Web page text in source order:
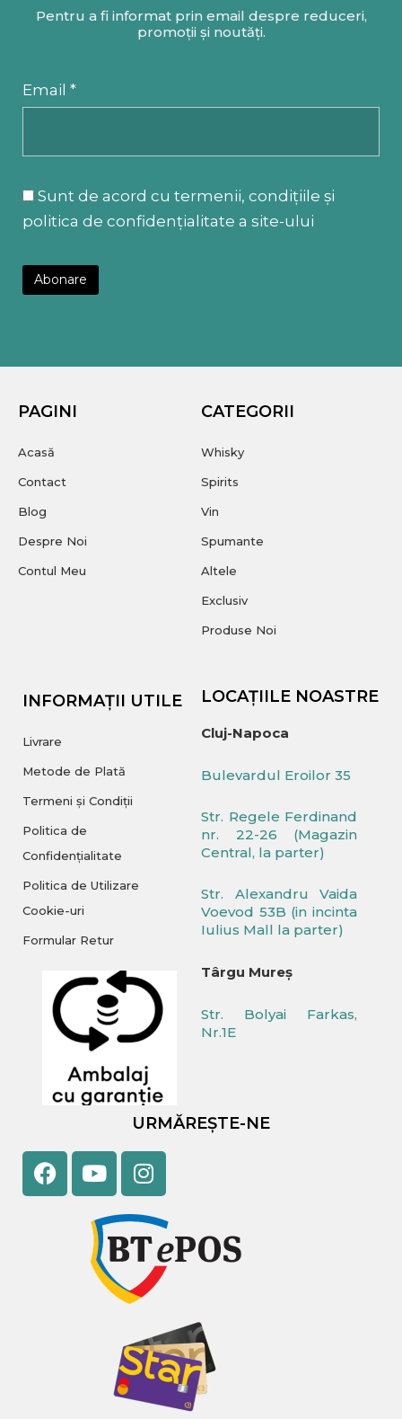
Pentru a fi informat prin email despre reduceri,
promoții și noutăți.
Email *
Sunt de acord cu termenii, condițiile și
politica de confidențialitate a site-ului
PAGINI
Acasă
Contact
Blog
Despre Noi
Contul Meu
CATEGORII
Whisky
Spirits
Vin
Spumante
Altele
Exclusiv
Produse Noi
INFORMAȚII UTILE
Livrare
Metode de Plată
Termeni și Condiții
Politica de
Confidențialitate
Politica de Utilizare
Cookie-uri
Formular Retur
LOCAȚIILE NOASTRE
Cluj-Napoca
Bulevardul Eroilor 35
Str. Regele Ferdinand
nr. 22-26 (Magazin
Central, la parter)
Str. Alexandru Vaida
Voevod 53B (in incinta
Iulius Mall la parter)
Târgu Mureș
Str. Bolyai Farkas,
Nr.1E
URMĂREȘTE-NE
Facebook
YoutubeInstagram